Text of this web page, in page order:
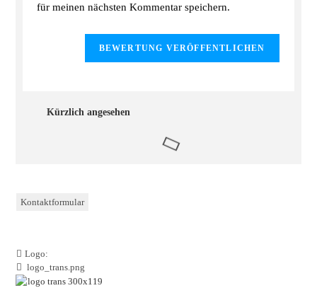
für meinen nächsten Kommentar speichern.
Kürzlich angesehen
Kontaktformular
Logo:
logo_trans.png